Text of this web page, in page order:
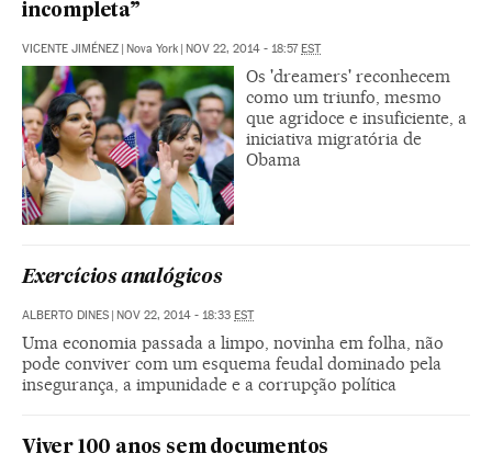
incompleta”
VICENTE JIMÉNEZ | Nova York | NOV 22, 2014 - 18:57EST
Os 'dreamers' reconhecem
como um triunfo, mesmo
que agridoce e insuficiente, a
iniciativa migratória de
Obama
Exercícios analógicos
ALBERTO DINES | NOV 22, 2014 - 18:33 EST
Uma economia passada a limpo, novinha em folha, não
pode conviver com um esquema feudal dominado pela
insegurança, a impunidade e a corrupção política
Viver 100 anos sem documentos